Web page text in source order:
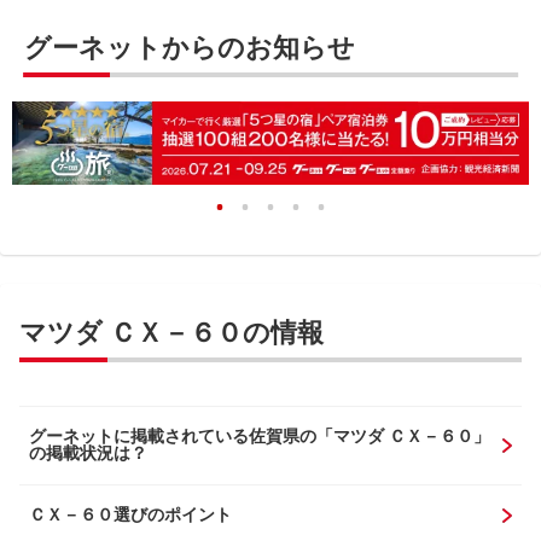
グーネットからのお知らせ
マツダ ＣＸ－６０の情報
グーネットに掲載されている佐賀県の「マツダ ＣＸ－６０」
の掲載状況は？
ＣＸ－６０選びのポイント